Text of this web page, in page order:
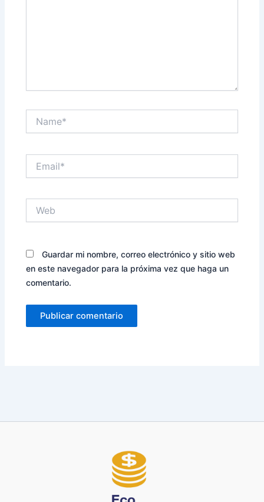
Guardar mi nombre, correo electrónico y sitio web
en este navegador para la próxima vez que haga un
comentario.